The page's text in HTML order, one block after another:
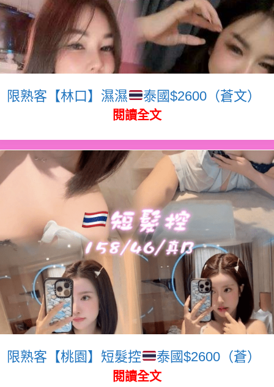
限熟客【林口】濕濕 泰國$2600（蒼文）
閱讀全文
限熟客【桃園】短髮控 泰國$2600（蒼）
閱讀全文